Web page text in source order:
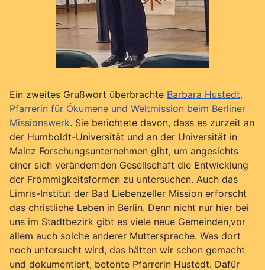
Ein zweites Grußwort überbrachte Barbara Hustedt,
Pfarrerin für Ökumene und Weltmission beim Berliner
Missionswerk. Sie berichtete davon, dass es zurzeit an
der Humboldt-Universität und an der Universität in
Mainz Forschungsunternehmen gibt, um angesichts
einer sich verändernden Gesellschaft die Entwicklung
der Frömmigkeitsformen zu untersuchen. Auch das
Limris-Institut der Bad Liebenzeller Mission erforscht
das christliche Leben in Berlin. Denn nicht nur hier bei
uns im Stadtbezirk gibt es viele neue Gemeinden,vor
allem auch solche anderer Muttersprache. Was dort
noch untersucht wird, das hätten wir schon gemacht
und dokumentiert, betonte Pfarrerin Hustedt. Dafür